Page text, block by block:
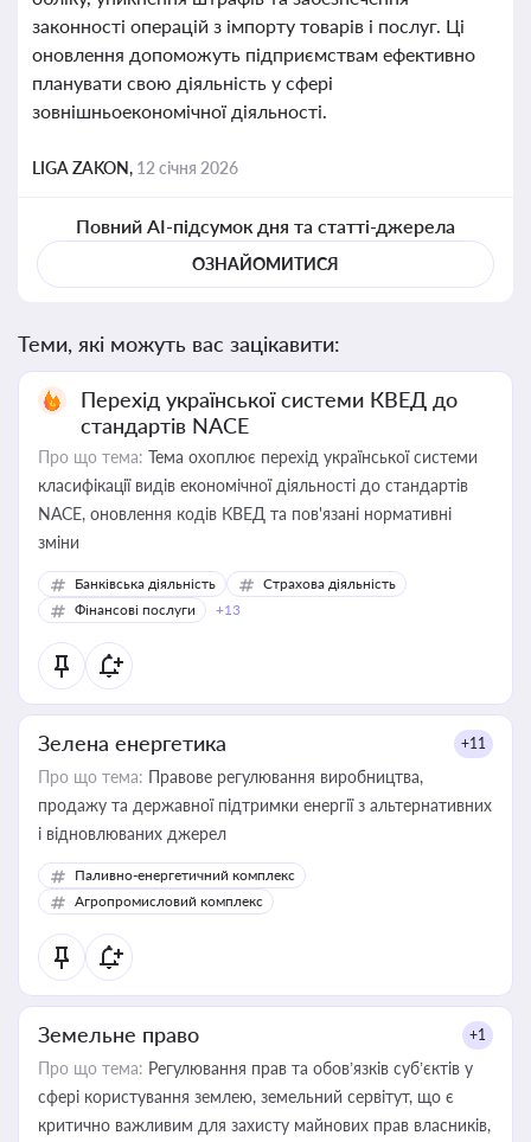
законності операцій з імпорту товарів і послуг. Ці
оновлення допоможуть підприємствам ефективно
планувати свою діяльність у сфері
зовнішньоекономічної діяльності.
LIGA ZAKON, 12 січня 2026
Повний AI-підсумок дня та статті-джерела
ОЗНАЙОМИТИСЯ
Теми, які можуть вас зацікавити:
Перехід української системи КВЕД до
стандартів NACE
Про що тема: Тема охоплює перехід української системи
класифікації видів економічної діяльності до стандартів
NACE, оновлення кодів КВЕД та пов'язані нормативні
зміни
Банківська діяльність
Страхова діяльність
Фінансові послуги
+13
Зелена енергетика +11
Про що тема: Правове регулювання виробництва,
продажу та державної підтримки енергії з альтернативних
і відновлюваних джерел
Паливно-енергетичний комплекс
Агропромисловий комплекс
Земельне право +1
Про що тема: Регулювання прав та обов’язків суб’єктів у
сфері користування землею, земельний сервітут, що є
критично важливим для захисту майнових прав власників,